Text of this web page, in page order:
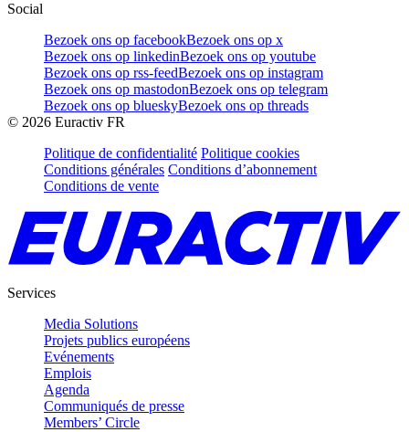
Social
Bezoek ons op facebookBezoek ons op x
Bezoek ons op linkedinBezoek ons op youtube
Bezoek ons op rss-feedBezoek ons op instagram
Bezoek ons op mastodonBezoek ons op telegram
Bezoek ons op blueskyBezoek ons op threads
© 2026 Euractiv FR
Politique de confidentialité Politique cookies
Conditions générales Conditions d’abonnement
Conditions de vente
Services
Media Solutions
Projets publics européens
Evénements
Emplois
Agenda
Communiqués de presse
Members’ Circle